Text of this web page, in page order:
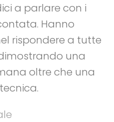
a parlare con i
Hanno
rispondere a tutte
una
oltre che una